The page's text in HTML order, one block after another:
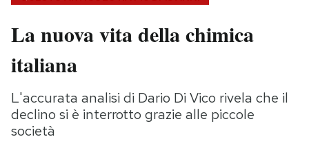
HOME
Italia
Politica
Tecnologia
Internet
Scienza
Moda
Storie/Idee
Ok Boomer!
La nuova vita della chimica
italiana
L'accurata analisi di Dario Di Vico rivela che il
declino si è interrotto grazie alle piccole
società